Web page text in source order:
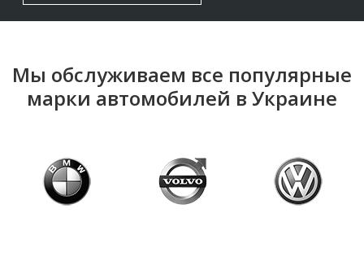
Мы обслуживаем все популярные
марки автомобилей в Украине